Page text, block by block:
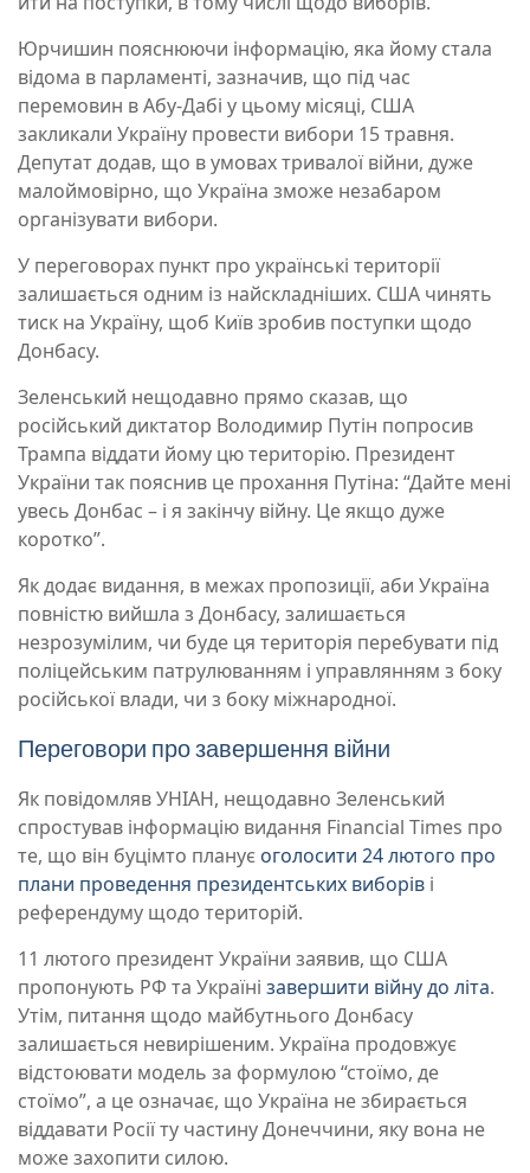
Юрчишин пояснюючи інформацію, яка йому стала
відома в парламенті, зазначив, що під час
перемовин в Абу-Дабі у цьому місяці, США
закликали Україну провести вибори 15 травня.
Депутат додав, що в умовах тривалої війни, дуже
малоймовірно, що Україна зможе незабаром
організувати вибори.
У переговорах пункт про українські території
залишається одним із найскладніших. США чинять
тиск на Україну, щоб Київ зробив поступки щодо
Донбасу.
Зеленський нещодавно прямо сказав, що
російський диктатор Володимир Путін попросив
Трампа віддати йому цю територію. Президент
України так пояснив це прохання Путіна: “Дайте мені
увесь Донбас – і я закінчу війну. Це якщо дуже
коротко”.
Як додає видання, в межах пропозиції, аби Україна
повністю вийшла з Донбасу, залишається
незрозумілим, чи буде ця територія перебувати під
поліцейським патрулюванням і управлянням з боку
російської влади, чи з боку міжнародної.
Переговори про завершення війни
Як повідомляв УНІАН, нещодавно Зеленський
спростував інформацію видання Financial Times про
те, що він буцімто планує оголосити 24 лютого про
плани проведення президентських виборів і
референдуму щодо територій.
11 лютого президент України заявив, що США
пропонують РФ та Україні завершити війну до літа.
Утім, питання щодо майбутнього Донбасу
залишається невирішеним. Україна продовжує
відстоювати модель за формулою “стоїмо, де
стоїмо”, а це означає, що Україна не збирається
віддавати Росії ту частину Донеччини, яку вона не
може захопити силою.